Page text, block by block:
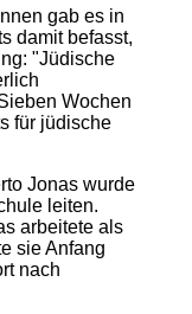
gab es in
damit befasst,
"Jüdische
Wochen
für jüdische
Jonas wurde
leiten.
arbeitete als
sie Anfang
nach